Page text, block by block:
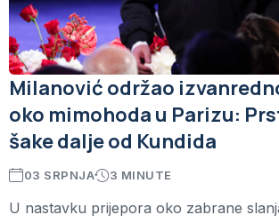
Milanović održao
oko mimohoda u Parizu:
šake dalje od Kundida
03 SRPNJA 3 MINUTE
U nastavku prijepora oko zabrane